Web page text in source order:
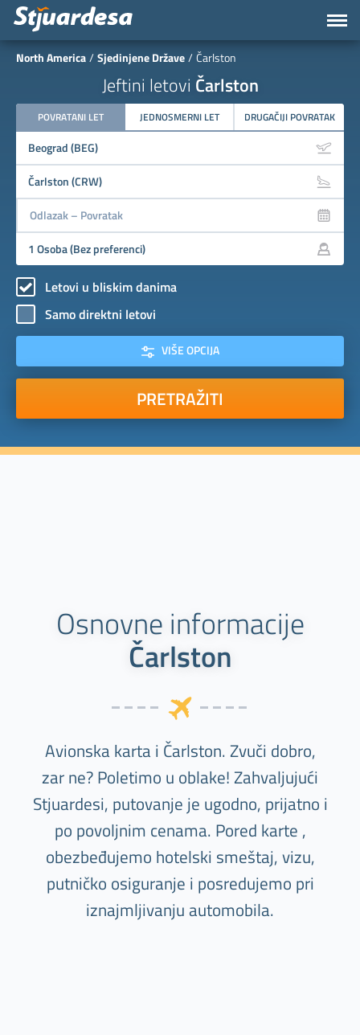
North America Sjedinjene Države Čarlston
Jeftini letovi Čarlston
POVRATANI LET JEDNOSMERNI LET DRUGAČIJI POVRATAK
Letovi u bliskim danima
Samo direktni letovi
VIŠE OPCIJA
PRETRAŽITI
Osnovne informacije
Čarlston
Avionska karta i Čarlston. Zvuči dobro,
zar ne? Poletimo u oblake! Zahvaljujući
Stjuardesi, putovanje je ugodno, prijatno i
po povoljnim cenama. Pored karte ,
obezbeđujemo hotelski smeštaj, vizu,
putničko osiguranje i posredujemo pri
iznajmljivanju automobila.